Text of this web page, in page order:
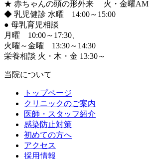
★ 赤ちゃんの頭の形外来 火・金曜AM
◆ 乳児健診 水曜 14:00～15:00
● 母乳育児相談
月曜 10:00～17:30、
火曜～金曜 13:30～14:30
栄養相談 火・木・金 13:30～
当院について
トップページ
クリニックのご案内
医師・スタッフ紹介
感染防止対策
初めての方へ
アクセス
採用情報